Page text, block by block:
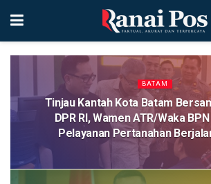
BATAM
Tinjau Kantah Kota Batam
DPR RI, Wamen ATR/Waka
Pelayanan Pertanahan